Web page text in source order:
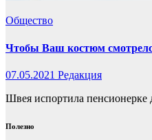
Общество
Чтобы Ваш костюм
07.05.2021 Редакция
Швея испортила пенсионерке
Полезно